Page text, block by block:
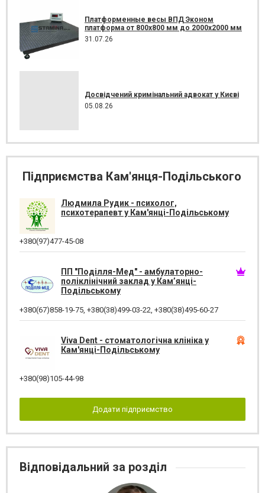
Платформенные весы ВПД Эконом
платформа от 800х800 мм до 2000х2000 мм
31.07.26
Досвідчений кримінальний адвокат у Києві
05.08.26
Підприємства Кам'янця-Подільського
Людмила Рудик - психолог,
психотерапевт у Кам'янці-Подільському
+380(97)477-45-08
ПП "Поділля-Мед" - амбулаторно-
поліклінічний заклад у Кам’янці-
Подільському
+380(67)858-19-75 +380(38)499-03-22 +380(38)495-60-27
Viva Dent - стоматологічна клініка у
Кам'янці-Подільському
+380(98)105-44-98
Додати підприємство
Відповідальний за розділ